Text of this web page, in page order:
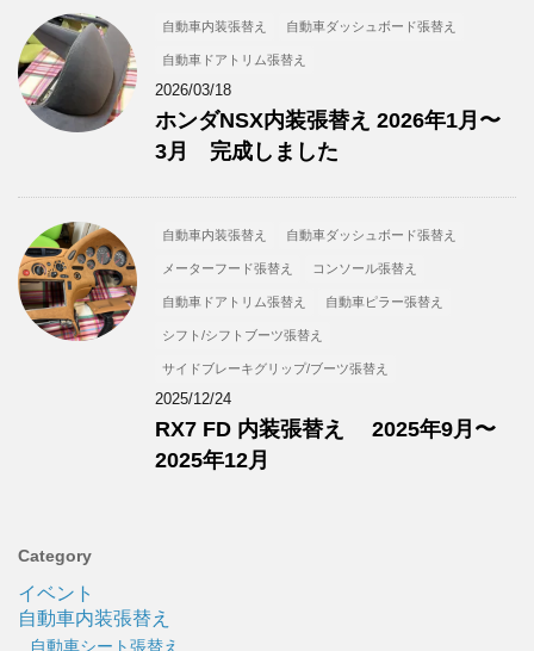
自動車内装張替え 自動車ダッシュボード張替え
自動車ドアトリム張替え
2026/03/18
ホンダNSX内装張替え 2026年1月〜
3月 完成しました
自動車内装張替え 自動車ダッシュボード張替え
メーターフード張替え コンソール張替え
自動車ドアトリム張替え 自動車ピラー張替え
シフト/シフトブーツ張替え
サイドブレーキグリップ/ブーツ張替え
2025/12/24
RX7 FD 内装張替え 2025年9月〜
2025年12月
Category
イベント
自動車内装張替え
自動車シート張替え